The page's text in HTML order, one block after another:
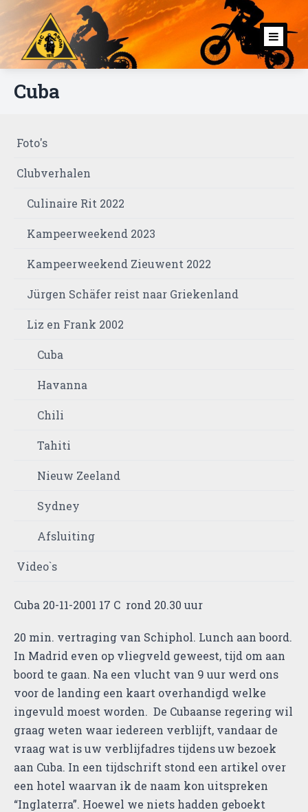
Cuba
Foto's
Clubverhalen
Culinaire Rit 2022
Kampeerweekend 2023
Kampeerweekend Zieuwent 2022
Jürgen Schäfer reist naar Griekenland
Liz en Frank 2002
Cuba
Havanna
Chili
Tahiti
Nieuw Zeeland
Sydney
Afsluiting
Video`s
Cuba 20-11-2001 17 C rond 20.30 uur
20 min. vertraging van Schiphol. Lunch aan boord.
In Madrid even op vliegveld geweest, tijd om aan
boord te gaan. Na een vlucht van 9 uur werd ons
voor de landing een kaart overhandigd welke
ingevuld moest worden. De Cubaanse regering wil
graag weten waar iedereen verblijft, vandaar de
vraag wat is uw verblijfadres tijdens uw bezoek
aan Cuba. In een tijdschrift stond een artikel over
een hotel waarvan ik de naam kon uitspreken
“Inglaterra”. Hoewel we niets hadden geboekt